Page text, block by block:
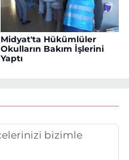
Midyat'ta Hükümlüler
Okulların Bakım İşlerini
Yaptı